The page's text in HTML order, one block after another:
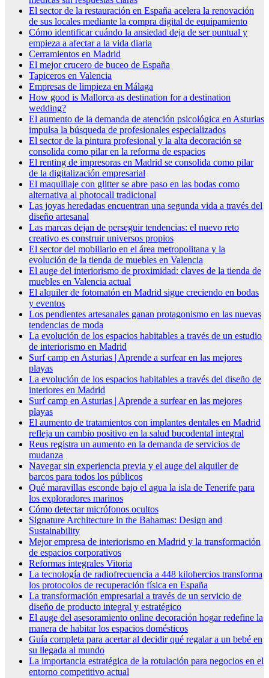
El sector de la restauración en España acelera la renovación
de sus locales mediante la compra digital de equipamiento
Cómo identificar cuándo la ansiedad deja de ser puntual y
empieza a afectar a la vida diaria
Cerramientos en Madrid
El mejor crucero de buceo de España
Tapiceros en Valencia
Empresas de limpieza en Málaga
How good is Mallorca as destination for a destination
wedding?
El aumento de la demanda de atención psicológica en Asturias
impulsa la búsqueda de profesionales especializados
El sector de la pintura profesional y la alta decoración se
consolida como pilar en la reforma de espacios
El renting de impresoras en Madrid se consolida como pilar
de la digitalización empresarial
El maquillaje con glitter se abre paso en las bodas como
alternativa al photocall tradicional
Las joyas heredadas encuentran una segunda vida a través del
diseño artesanal
Las marcas dejan de perseguir tendencias: el nuevo reto
creativo es construir universos propios
El sector del mobiliario en el área metropolitana y la
evolución de la tienda de muebles en Valencia
El auge del interiorismo de proximidad: claves de la tienda de
muebles en Valencia actual
El alquiler de fotomatón en Madrid sigue creciendo en bodas
y eventos
Los pendientes artesanales ganan protagonismo en las nuevas
tendencias de moda
La evolución de los espacios habitables a través de un estudio
de interiorismo en Madrid
Surf camp en Asturias | Aprende a surfear en las mejores
playas
La evolución de los espacios habitables a través del diseño de
interiores en Madrid
Surf camp en Asturias | Aprende a surfear en las mejores
playas
El aumento de tratamientos con implantes dentales en Madrid
refleja un cambio positivo en la salud bucodental integral
Reus registra un aumento en la demanda de servicios de
mudanza
Navegar sin experiencia previa y el auge del alquiler de
barcos para todos los públicos
Qué maravillas esconde bajo el agua la isla de Tenerife para
los exploradores marinos
Cómo detectar micrófonos ocultos
Signature Architecture in the Bahamas: Design and
Sustainability
Mejor empresa de interiorismo en Madrid y la transformación
de espacios corporativos
Reformas integrales Vitoria
La tecnología de radiofrecuencia a 448 kilohercios transforma
los protocolos de recuperación física en España
La transformación empresarial a través de un servicio de
diseño de producto integral y estratégico
El auge del asesoramiento online decoración hogar redefine la
manera de habitar los espacios domésticos
Guía completa para acertar al decidir qué regalar a un bebé en
su llegada al mundo
La importancia estratégica de la rotulación para negocios en el
entorno competitivo actual